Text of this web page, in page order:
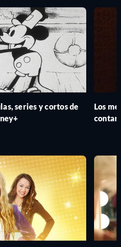
series y cortos de
Los
contar